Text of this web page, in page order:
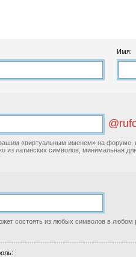
Имя:
«виртуальным именем» на форуме,
из латинских символов, минимальная
состоять из любых символов в любом